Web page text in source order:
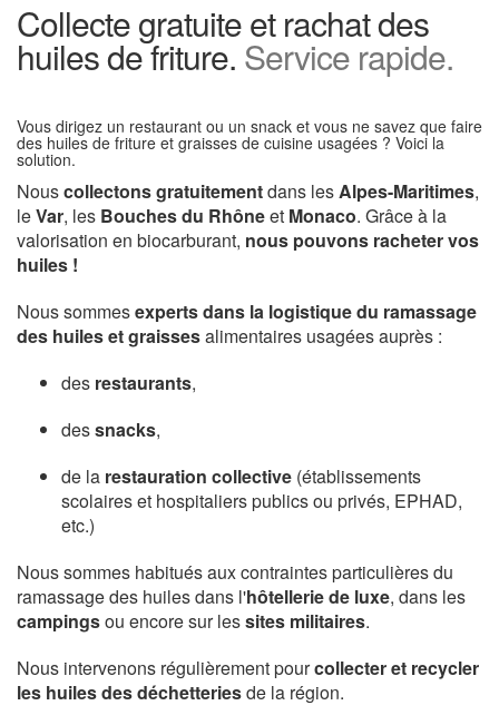
Collecte gratuite et rachat des
huiles de friture. Service rapide.
Vous dirigez un restaurant ou un snack et vous ne savez que faire
des huiles de friture et graisses de cuisine usagées ? Voici la
solution.
Nouscollectons gratuitementdans lesAlpes-Maritimes,
leVar, les Bouches du Rhôneet Monaco. Grâce à la
valorisation en biocarburant, nous pouvons racheter vos
huiles !
Nous sommesexperts dans la logistique du ramassage
des huiles et graissesalimentaires usagées auprès :
des restaurants,
dessnacks,
de la restauration collective (établissements
scolaires et hospitaliers publics ou privés, EPHAD,
etc.)
Nous sommes habitués aux contraintes particulières du
ramassage des huiles dans l'hôtellerie de luxe, dans les
campingsou encore sur lessites militaires.
Nous intervenons régulièrement pourcollecter et recycler
les huiles des déchetteriesde la région.